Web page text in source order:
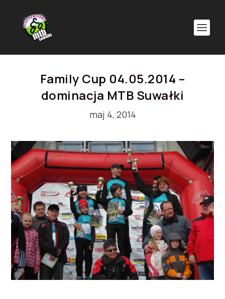
Family Cup 04.05.2014 –
dominacja MTB Suwałki
maj 4, 2014